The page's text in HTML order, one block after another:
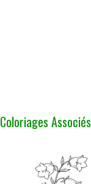
Coloriages Associés